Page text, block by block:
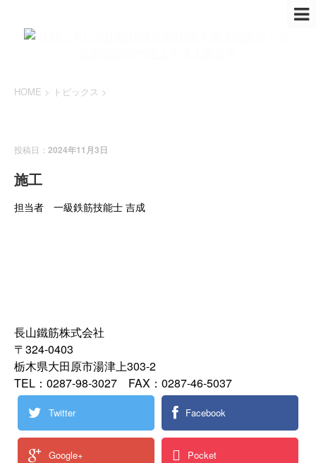
HOME > トピックス >
投稿日： 2024年11月3日
施工
担当者 一級鉄筋技能士 吉成
長山鐵筋株式会社
〒324-0403
栃木県大田原市湯津上303-2
TEL：0287-98-3027 FAX：0287-46-5037
Twitter Facebook
Google+ Pocket